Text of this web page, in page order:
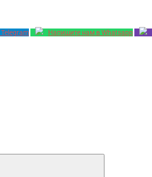
Напишите нам в Whatsapp